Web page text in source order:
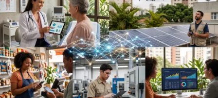
Edital Seleção TV Brasil
destina R$ 32 milhões a
séries infantis e
infantojuvenis, maior fatia
do investimento
Em "Cultura"
Empresário José Alberto
Bardawil, Fundador da TV
União, Morre aos 73 Anos
em Brasília
Em "Notícias"